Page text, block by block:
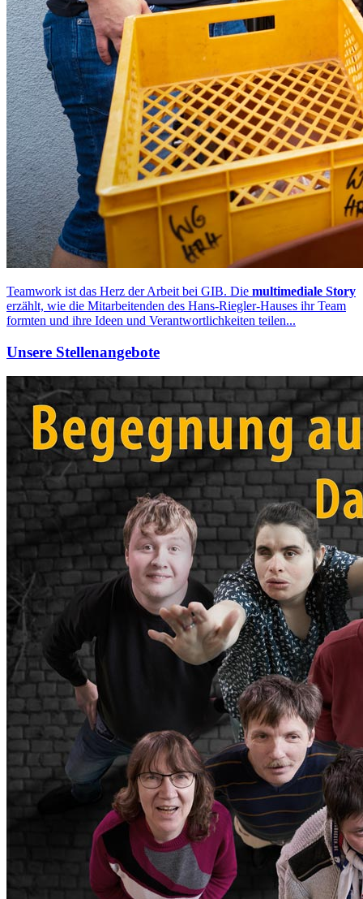
Teamwork ist das Herz der Arbeit bei GIB. Die multimediale Story
erzählt, wie die Mitarbeitenden des Hans-Riegler-Hauses ihr Team
formten und ihre Ideen und Verantwortlichkeiten teilen...
Unsere Stellenangebote